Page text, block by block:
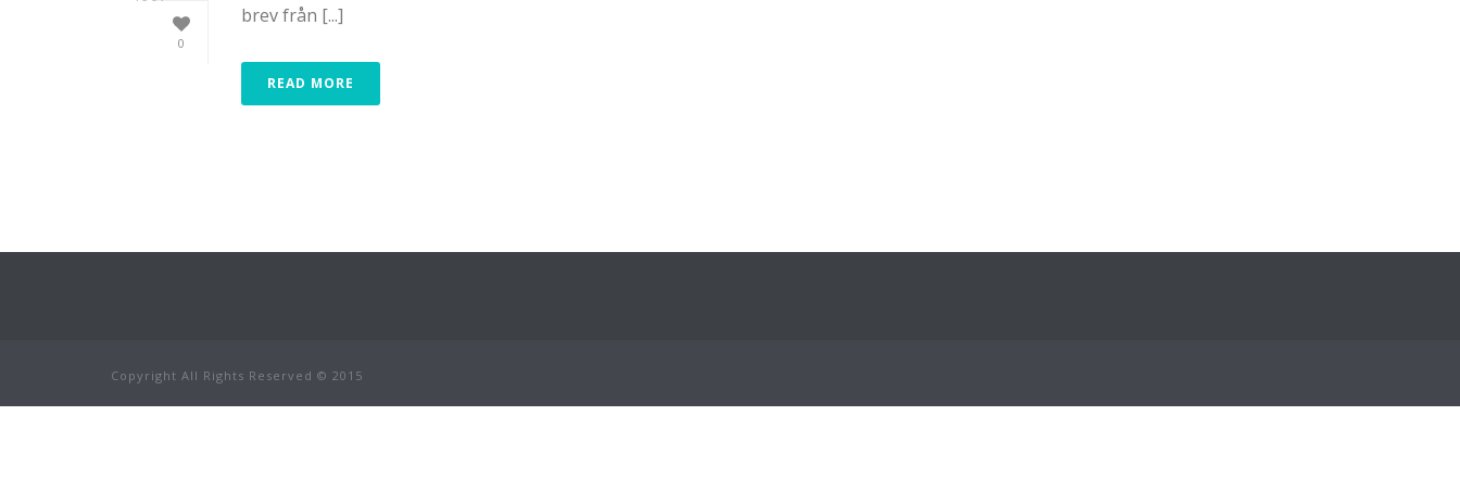
0
brev från [...]
READ MORE
Copyright All Rights Reserved © 2015